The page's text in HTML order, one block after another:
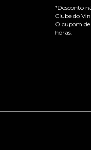
*Desconto
Clube do
O cupom de
horas.